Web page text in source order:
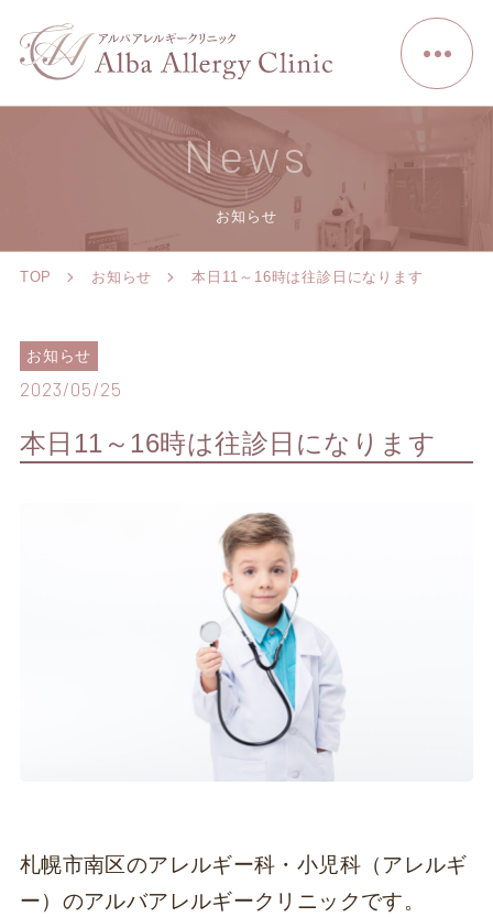
News
お知らせ
TOP お知らせ 本日11～16時は往診日になります
お知らせ
2023/05/25
本日11～16時は往診日になります
札幌市南区のアレルギー科・小児科（アレルギ
ー）のアルバアレルギークリニックです。